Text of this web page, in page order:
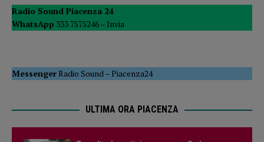
Radio Sound Piacenza 24
WhatsApp 333 7575246 – Invia
MessengerRadio Sound –Piacenza24
ULTIMA ORA PIACENZA